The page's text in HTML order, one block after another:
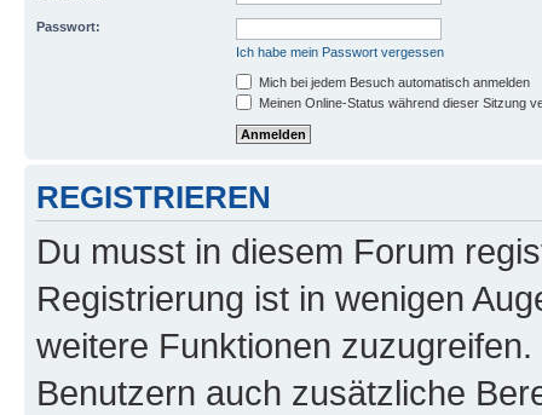
Passwort:
Ich habe mein Passwort vergessen
Mich bei jedem Besuch automatisch anmelden
Meinen Online-Status während dieser Sitzung
REGISTRIEREN
Du musst in diesem Forum
Registrierung ist in wenigen
weitere Funktionen
Benutzern auch zusätzliche